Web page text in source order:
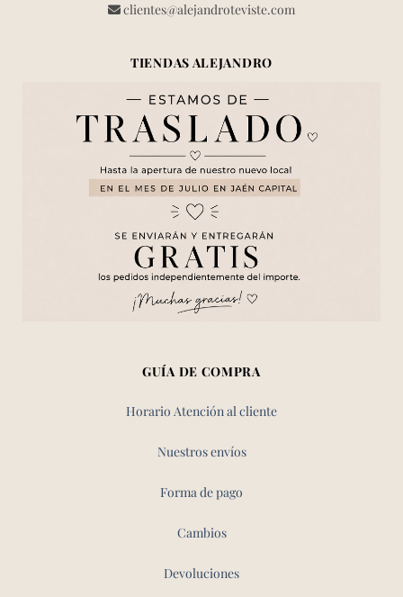
clientes@alejandroteviste.com
TIENDAS ALEJANDRO
GUÍA DE COMPRA
Horario Atención al cliente
Nuestros envíos
Forma de pago
Cambios
Devoluciones